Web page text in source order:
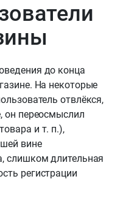
до конца
На некоторые
отвлёкся,
он переосмыслил
и т. п.),
вине
слишком длительная
регистрации